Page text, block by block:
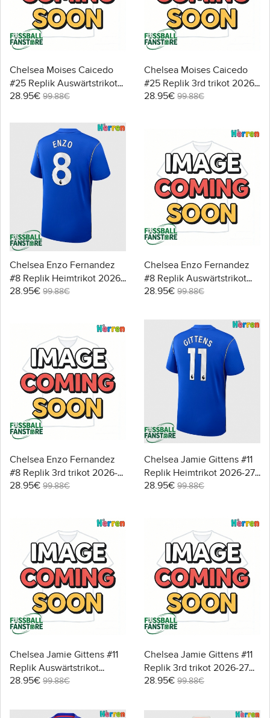
Chelsea Moises Caicedo
#25 Replik Auswärtstrikot
2026-27 Kurzarm
28.95€ 99.88€
Chelsea Moises Caicedo
#25 Replik 3rd trikot 2026-
27 Kurzarm
28.95€ 99.88€
Chelsea Enzo Fernandez
#8 Replik Heimtrikot 2026-
27 Kurzarm
28.95€ 99.88€
Chelsea Enzo Fernandez
#8 Replik Auswärtstrikot
2026-27 Kurzarm
28.95€ 99.88€
Chelsea Enzo Fernandez
#8 Replik 3rd trikot 2026-
27 Kurzarm
28.95€ 99.88€
Chelsea Jamie Gittens #11
Replik Heimtrikot 2026-27
Kurzarm
28.95€ 99.88€
Chelsea Jamie Gittens #11
Replik Auswärtstrikot
2026-27 Kurzarm
28.95€ 99.88€
Chelsea Jamie Gittens #11
Replik 3rd trikot 2026-27
Kurzarm
28.95€ 99.88€